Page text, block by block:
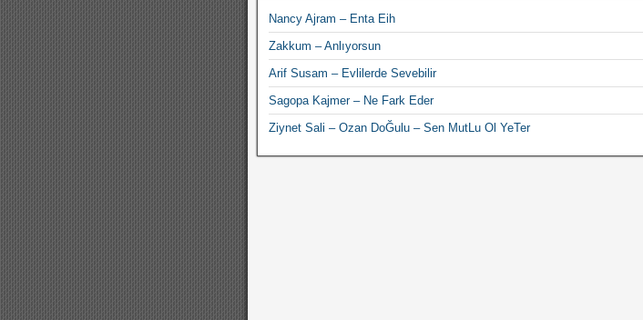
Nancy Ajram – Enta Eih
Zakkum – Anlıyorsun
Arif Susam – Evlilerde Sevebilir
Sagopa Kajmer – Ne Fark Eder
Ziynet Sali – Ozan DoĞulu – Sen MutLu Ol YeTer